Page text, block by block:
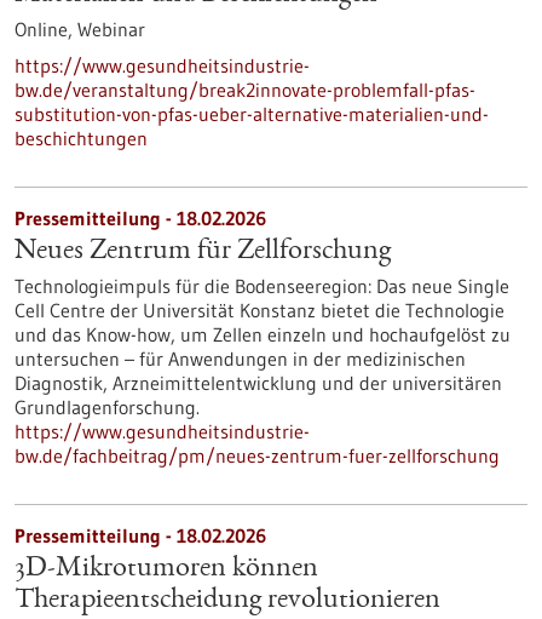
Online, Webinar
https://www.gesundheitsindustrie-
bw.de/veranstaltung/break2innovate-problemfall-pfas-
substitution-von-pfas-ueber-alternative-materialien-und-
beschichtungen
Pressemitteilung - 18.02.2026
Neues Zentrum für Zellforschung
Technologieimpuls für die Bodenseeregion: Das neue Single
Cell Centre der Universität Konstanz bietet die Technologie
und das Know-how, um Zellen einzeln und hochaufgelöst zu
untersuchen – für Anwendungen in der medizinischen
Diagnostik, Arzneimittelentwicklung und der universitären
Grundlagenforschung.
https://www.gesundheitsindustrie-
bw.de/fachbeitrag/pm/neues-zentrum-fuer-zellforschung
Pressemitteilung - 18.02.2026
3D-Mikrotumoren können
Therapieentscheidung revolutionieren